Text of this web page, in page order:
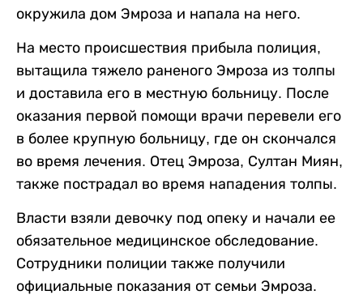
окружила дом Эмроза и напала на него.
На место происшествия прибыла полиция,
вытащила тяжело раненого Эмроза из толпы
и доставила его в местную больницу. После
оказания первой помощи врачи перевели его
в более крупную больницу, где он скончался
во время лечения. Отец Эмроза, Султан Миян,
также пострадал во время нападения толпы.
Власти взяли девочку под опеку и начали ее
обязательное медицинское обследование.
Сотрудники полиции также получили
официальные показания от семьи Эмроза.